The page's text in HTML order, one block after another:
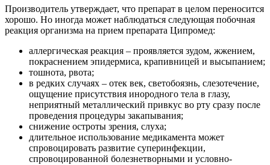
Производитель утверждает, что препарат в целом переносится
хорошо. Но иногда может наблюдаться следующая побочная
реакция организма на прием препарата Ципромед:
аллергическая реакция – проявляется зудом, жжением,
покраснением эпидермиса, крапивницей и высыпанием;
тошнота, рвота;
в редких случаях – отек век, светобоязнь, слезотечение,
ощущение присутствия инородного тела в глазу,
неприятный металлический привкус во рту сразу после
проведения процедуры закапывания;
снижение остроты зрения, слуха;
длительное использование медикамента может
спровоцировать развитие суперинфекции,
спровоцированной болезнетворными и условно-